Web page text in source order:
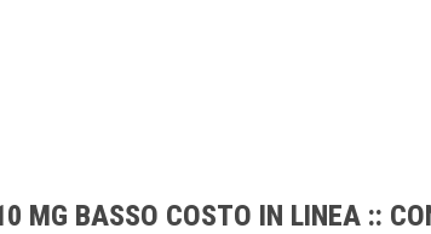
MG BASSO COSTO IN LINEA ::